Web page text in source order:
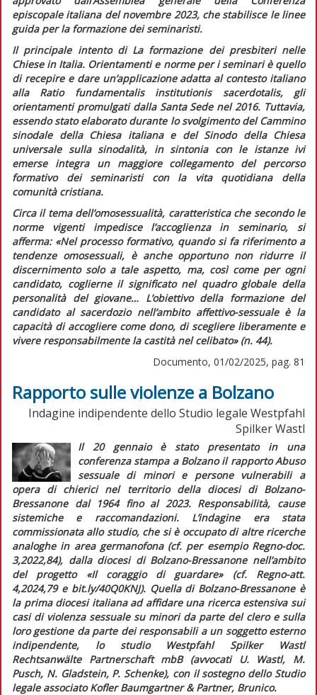
episcopale italiana del novembre 2023, che stabilisce le linee
guida per la formazione dei seminaristi.
Il principale intento di La formazione dei presbiteri nelle
Chiese in Italia. Orientamenti e norme per i seminariè quello
di recepire e dare un’applicazione adatta al contesto italiano
alla Ratio fundamentalis institutionis sacerdotalis,gli
orientamenti promulgati dalla Santa Sede nel 2016. Tuttavia,
essendo stato elaborato durante lo svolgimento del Cammino
sinodale della Chiesa italiana e del Sinodo della Chiesa
universale sulla sinodalità, in sintonia con le istanze ivi
emerse integra un maggiore collegamento del percorso
formativo dei seminaristi con la vita quotidiana della
comunità cristiana.
Circa il tema dell’omosessualità, caratteristica che secondo le
norme vigenti impedisce l’accoglienza in seminario, si
afferma: «Nel processo formativo, quando si fa riferimento a
tendenze omosessuali, è anche opportuno non ridurre il
discernimento solo a tale aspetto, ma, così come per ogni
candidato, coglierne il significato nel quadro globale della
personalità del giovane… L’obiettivo della formazione del
candidato al sacerdozio nell’ambito affettivo-sessuale è la
capacità di accogliere come dono, di scegliere liberamente e
vivere responsabilmente la castità nel celibato»(n. 44).
Documento, 01/02/2025, pag. 81
Rapporto sulle violenze a Bolzano
Indagine indipendente dello Studio legale Westpfahl
Spilker Wastl
Il 20 gennaio è stato presentato in una
conferenza stampa a Bolzano il rapportoAbuso
sessuale di minori e persone vulnerabili a
opera di chierici nel territorio della diocesi di Bolzano-
Bressanone dal 1964 fino al 2023. Responsabilità, cause
sistemiche e raccomandazioni. L’indagine era stata
commissionata allo studio, che si è occupato di altre ricerche
analoghe in area germanofona (cf. per esempio Regno-doc.
3,2022,84), dalla diocesi di Bolzano-Bressanone nell’ambito
del progetto «Il coraggio di guardare» (cf. Regno-att.
4,2024,79 e bit.ly/40Q0KNJ). Quella di Bolzano-Bressanone è
la prima diocesi italiana ad affidare una ricerca estensiva sui
casi di violenza sessuale su minori da parte del clero e sulla
loro gestione da parte dei responsabili a un soggetto esterno
indipendente, lo studio Westpfahl Spilker Wastl
Rechtsanwälte Partnerschaft mbB (avvocati U. Wastl, M.
Pusch, N. Gladstein, P. Schenke), con il sostegno dello Studio
legale associato Kofler Baumgartner & Partner, Brunico.